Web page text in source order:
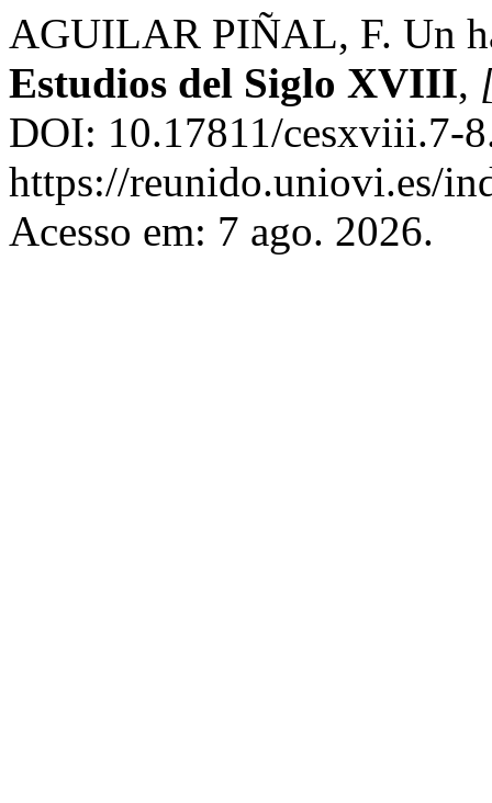
AGUILAR PIÑAL, F. Un
Estudios del Siglo XVIII,
DOI: 10.17811/cesxviii.7-
https://reunido.uniovi.es/
Acesso em: 7 ago. 2026.